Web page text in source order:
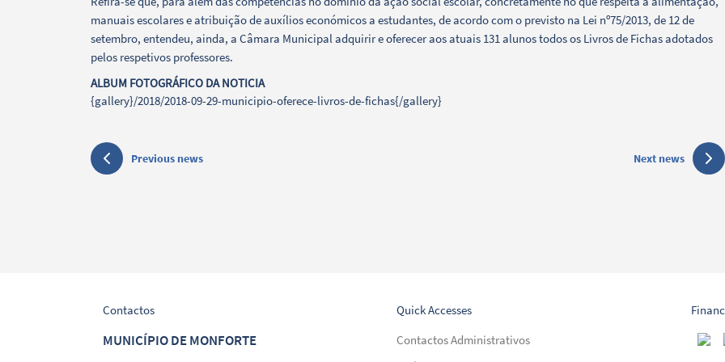
Filters
manuais escolares e atribuição de auxílios económicos a estudantes, de acordo com o previsto na Lei nº75/2013, de 12 de
setembro, entendeu, ainda, a Câmara Municipal adquirir e oferecer aos atuais 131 alunos todos os Livros de Fichas adotados
pelos respetivos professores.
ALBUM FOTOGRÁFICO DA NOTICIA
{gallery}/2018/2018-09-29-municipio-oferece-livros-de-fichas{/gallery}
Previous news Next news
Contactos
MUNICÍPIO DE MONFORTE
Quick Accesses
Contactos Administrativos